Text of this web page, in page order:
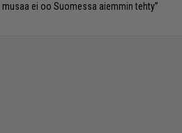
musaa ei oo Suomessa aiemmin tehty”